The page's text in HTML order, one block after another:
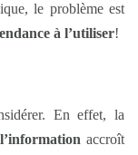
le problème est
à l’utiliser!
En effet, la
accroît